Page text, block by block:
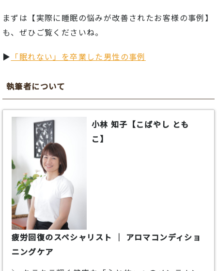
まずは【実際に睡眠の悩みが改善されたお客様の事例】
も、 ぜひご覧くださいね。
▶ 「眠れない」を卒業した男性の事例
執筆者について
小林 知子【こばやし とも
こ】
疲労回復のスペシャリスト ｜ アロマコンディショ
ニングケア